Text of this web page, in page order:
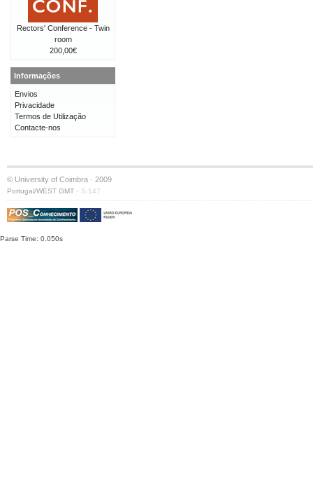
Rectors' Conference - Twin
room
200,00€
Informações
Envios
Privacidade
Termos de Utilização
Contacte-nos
© University of Coimbra · 2009
Portugal/WEST GMT · S:147
Parse Time: 0.050s